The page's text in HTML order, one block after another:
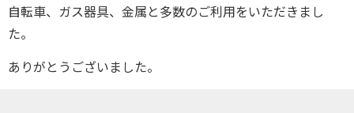
自転車、ガス器具、金属と多数のご利用をいただきまし
た。
ありがとうございました。